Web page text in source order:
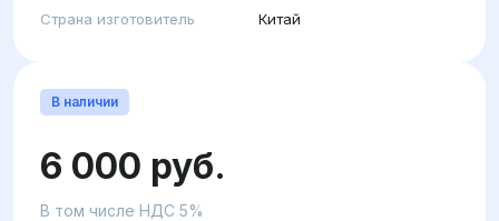
Страна изготовитель
Китай
В наличии
6 000 руб.
В том числе НДС 5%